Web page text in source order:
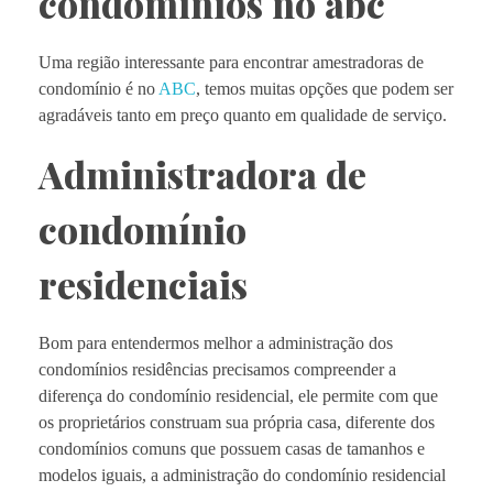
Uma região interessante para encontrar amestradoras de
condomínio é no ABC, temos muitas opções que podem ser
agradáveis tanto em preço quanto em qualidade de serviço.
Administradora de
condomínio
residenciais
Bom para entendermos melhor a administração dos
condomínios residências precisamos compreender a
diferença do condomínio residencial, ele permite com que
os proprietários construam sua própria casa, diferente dos
condomínios comuns que possuem casas de tamanhos e
modelos iguais, a administração do condomínio residencial